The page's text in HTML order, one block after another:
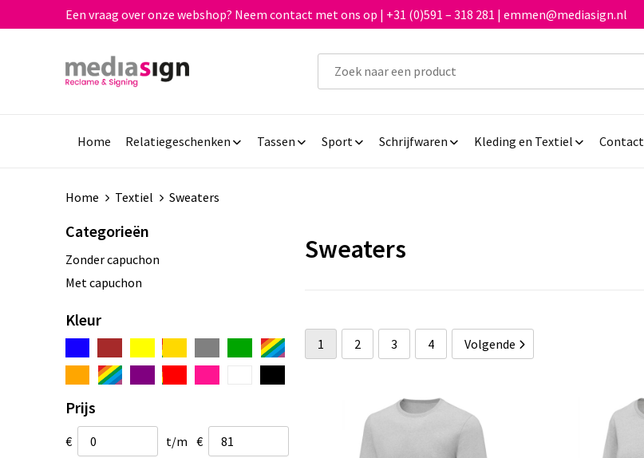
Een vraag over onze webshop? Neem contact met ons op | +31 (0)591 – 318 281 | emmen@mediasign.nl
Home Relatiegeschenken Tassen Sport Schrijfwaren Kleding en Textiel Contact
Home Textiel Sweaters
Categorieën
Zonder capuchon
Met capuchon
Kleur
Prijs
€ t/m €
Sweaters
1 2 3 4 Volgende